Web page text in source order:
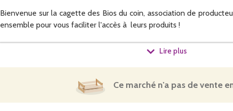
Bienvenue sur la cagette des Bios du coin, association de
ensemble pour vous faciliter l'accès à leurs produits !
Notre formule : une commande, plusieurs producteurs, un seul
Dans notre catalogue, vous trouverez nos fromages de vache,
produits laitiers de chèvre et de brebis, des produits à base de
Lire plus
Ce marché n'a pas de vente